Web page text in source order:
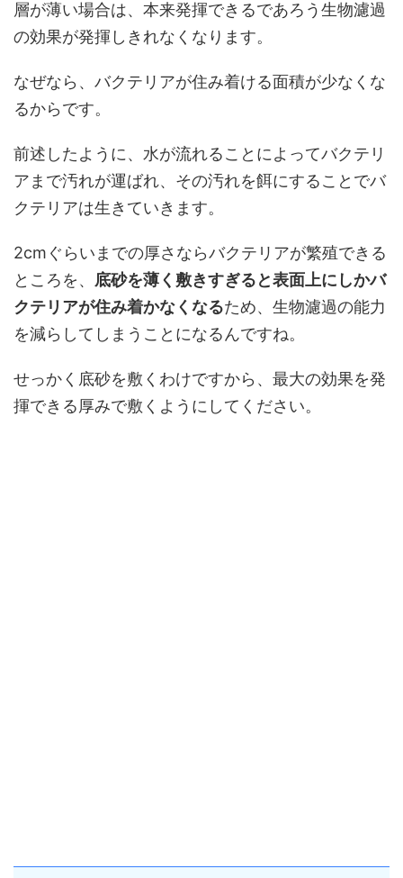
層が薄い場合は、本来発揮できるであろう生物濾過
の効果が発揮しきれなくなります。
なぜなら、バクテリアが住み着ける面積が少なくな
るからです。
前述したように、水が流れることによってバクテリ
アまで汚れが運ばれ、その汚れを餌にすることでバ
クテリアは生きていきます。
2cmぐらいまでの厚さならバクテリアが繁殖できる
ところを、 底砂を薄く敷きすぎると表面上にしかバ
クテリアが住み着かなくなるため、生物濾過の能力
を減らしてしまうことになるんですね。
せっかく底砂を敷くわけですから、最大の効果を発
揮できる厚みで敷くようにしてください。